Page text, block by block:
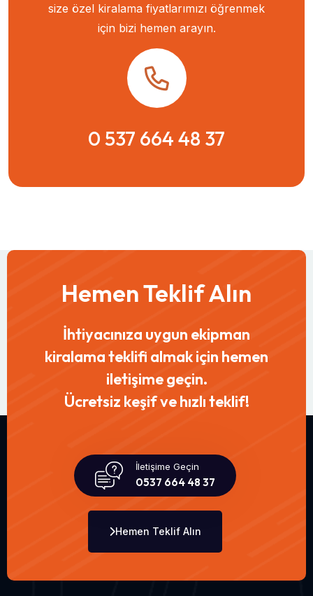
size özel kiralama fiyatlarımızı öğrenmek
için bizi hemen arayın.
0 537 664 48 37
Hemen Teklif Alın
İhtiyacınıza uygun ekipman
kiralama teklifi almak için hemen
iletişime geçin.
Ücretsiz keşif ve hızlı teklif!
0537 664 48 37
İletişime Geçin
Hemen Teklif Alın